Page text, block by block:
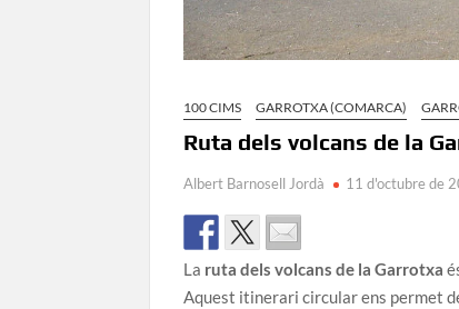
100 CIMS GARROTXA (COMARCA)
Ruta dels volcans de la
Albert Barnosell Jordà 11 d'octubre de
La ruta dels volcans de la Garrotxa
Aquest itinerari circular ens permet